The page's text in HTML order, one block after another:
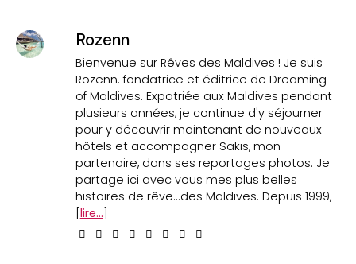
Rozenn
Bienvenue sur Rêves des Maldives ! Je suis
Rozenn. fondatrice et éditrice de Dreaming
of Maldives. Expatriée aux Maldives pendant
plusieurs années, je continue d'y séjourner
pour y découvrir maintenant de nouveaux
hôtels et accompagner Sakis, mon
partenaire, dans ses reportages photos. Je
partage ici avec vous mes plus belles
histoires de rêve...des Maldives. Depuis 1999,
lire...